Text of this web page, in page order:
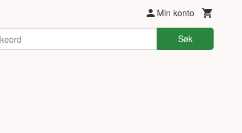
Min konto
Søk